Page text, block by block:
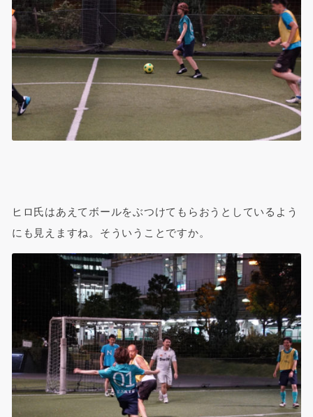
ヒロ氏はあえてボールをぶつけてもらおうとしているよう
にも見えますね。そういうことですか。